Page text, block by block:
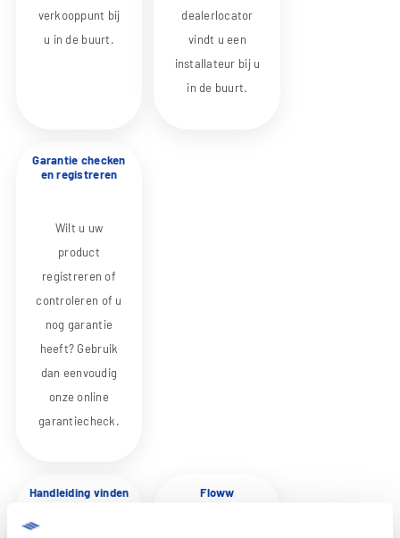
verkooppunt bij
u in de buurt.
dealerlocator
vindt u een
installateur bij u
in de buurt.
Garantie checken
en registreren
Wilt u uw
product
registreren of
controleren of u
nog garantie
heeft? Gebruik
dan eenvoudig
onze online
garantiecheck.
Handleiding vinden
Floww